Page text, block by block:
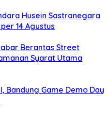
Husein Sastranegara
14 Agustus
Berantas Street
Syarat Utama
Bandung Game Demo Day